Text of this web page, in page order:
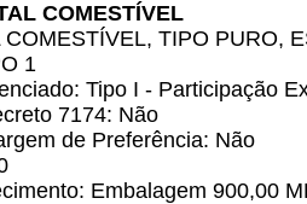
COMESTÍVEL
TIPO PURO,
1
Tipo I - Participação
7174: Não
de Preferência: Não
Embalagem 900,00